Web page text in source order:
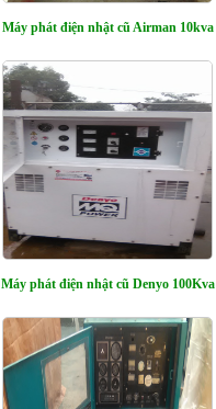
Máy phát điện nhật cũ Airman 10kva
Máy phát điện nhật cũ Denyo 100Kva